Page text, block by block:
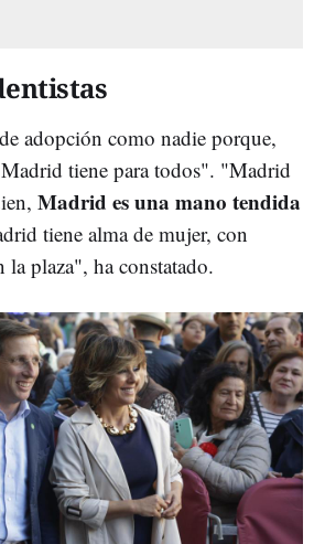
adopción como nadie porque,
tiene para todos". "Madrid
Madrid es una mano tendida
tiene alma de mujer, con
la plaza", ha constatado.